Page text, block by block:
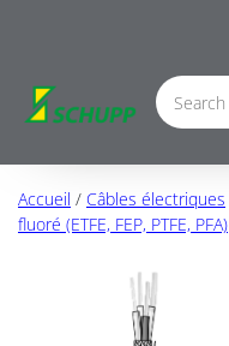
Accueil / Câbles électriques
fluoré (ETFE, FEP, PTFE, PFA)